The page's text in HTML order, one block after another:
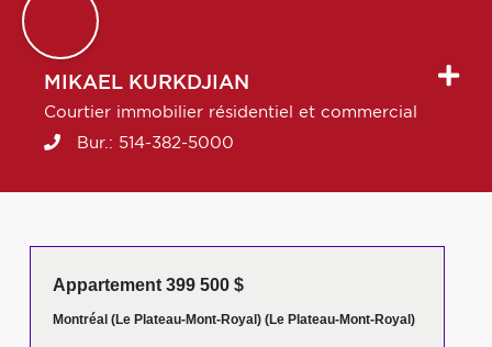
MIKAEL KURKDJIAN
Courtier immobilier résidentiel et commercial
Bur.: 514-382-5000
Appartement 399 500 $
Montréal (Le Plateau-Mont-Royal) (Le Plateau-Mont-Royal)